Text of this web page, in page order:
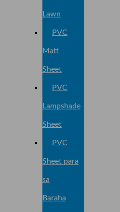
Lawn
PVC
Matt
Sheet
PVC
Lampshade
Sheet
PVC
Sheet para
sa
Baraha